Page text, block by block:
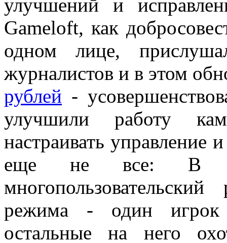
улучшений и
Gameloft, как
одном лице,
журналистов и в этом
рублей -
улучшили работу
настраивать управление
еще не все: В
режима - один игрок
остальные на него